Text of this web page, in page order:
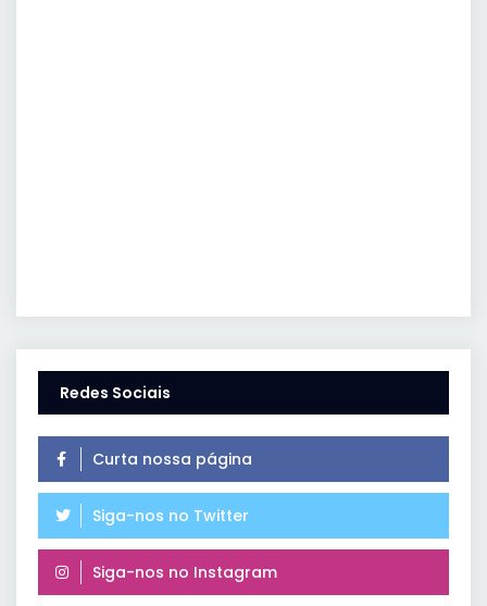
Redes Sociais
Curta nossa página
Siga-nos no Twitter
Siga-nos no Instagram